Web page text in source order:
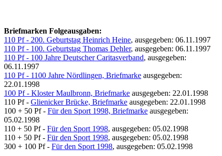
Briefmarken Folgeausgaben:
110 Pf - 200. Geburtstag Heinrich Heine, ausgegeben: 06.11.1997
110 Pf - 100. Geburtstag Thomas Dehler, ausgegeben: 06.11.1997
110 Pf - 100 Jahre Deutscher Caritasverband, ausgegeben:
06.11.1997
110 Pf - 1100 Jahre Nördlingen, Briefmarke ausgegeben:
22.01.1998
100 Pf - Kloster Maulbronn, Briefmarke ausgegeben: 22.01.1998
110 Pf - Glienicker Brücke, Briefmarke ausgegeben: 22.01.1998
100 + 50 Pf - Für den Sport 1998, Briefmarke ausgegeben:
05.02.1998
110 + 50 Pf - Für den Sport 1998, ausgegeben: 05.02.1998
110 + 50 Pf - Für den Sport 1998, ausgegeben: 05.02.1998
300 + 100 Pf - Für den Sport 1998, ausgegeben: 05.02.1998